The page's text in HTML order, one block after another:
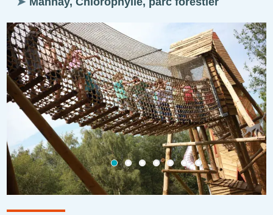
Image
Image
Image
Image
Image
Image
Image